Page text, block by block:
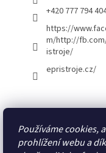
Používáme cookies,
prohlížení webu a
+420 777 794
https://
m/http://
istroje/
epristroje.cz/